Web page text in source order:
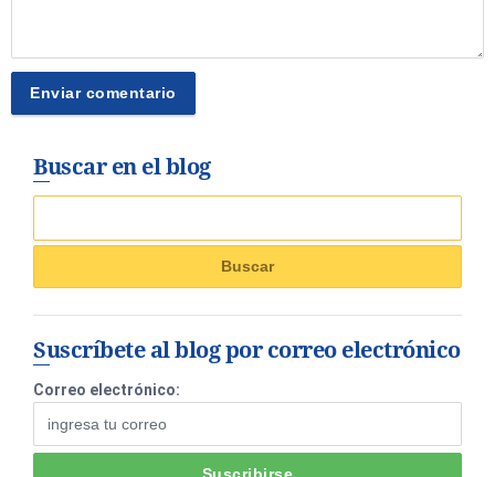
Buscar en el blog
Suscríbete al blog por correo electrónico
Correo electrónico: